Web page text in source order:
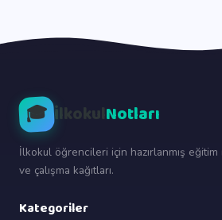
🎓 İlkokulNotları
İlkokul öğrencileri için hazırlanmış
ve çalışma kağıtları.
Kategoriler